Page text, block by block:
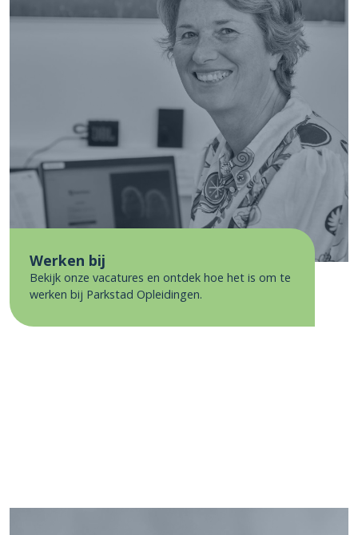
Werken bij
Bekijk onze vacatures en ontdek hoe het is om te
werken bij Parkstad Opleidingen.